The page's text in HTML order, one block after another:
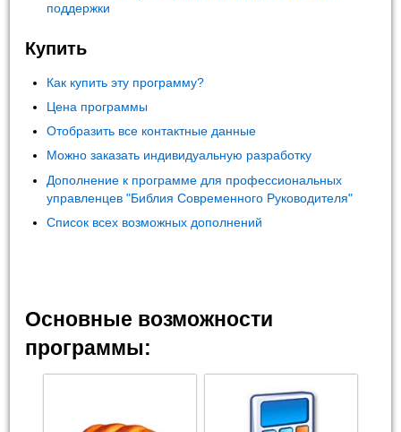
поддержки
Купить
Как купить эту программу?
Цена программы
Отобразить все контактные данные
Можно заказать индивидуальную разработку
Дополнение к программе для профессиональных
управленцев "Библия Современного Руководителя"
Список всех возможных дополнений
Основные возможности
программы: